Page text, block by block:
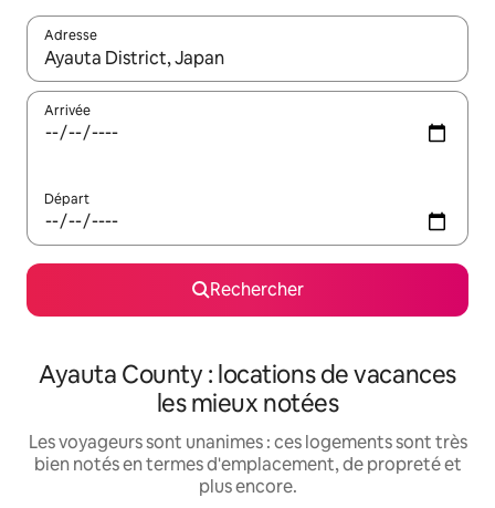
Adresse
Lorsque les résultats s'affichent, utilisez les flèches vers le
Arrivée
Départ
Rechercher
Ayauta County : locations de vacances
les mieux notées
Les voyageurs sont unanimes : ces logements sont très
bien notés en termes d'emplacement, de propreté et
plus encore.